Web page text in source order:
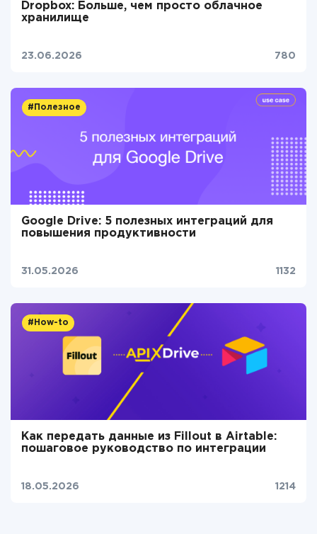
Dropbox: Больше, чем просто облачное
хранилище
23.06.2026 780
#Полезное
Google Drive: 5 полезных интеграций для
повышения продуктивности
31.05.2026 1132
#How-to
Как передать данные из Fillout в Airtable:
пошаговое руководство по интеграции
18.05.2026 1214